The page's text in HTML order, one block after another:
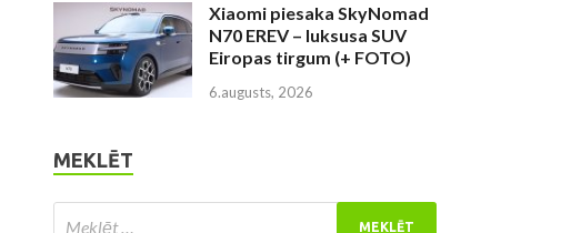
Xiaomi piesaka SkyNomad
N70 EREV – luksusa SUV
Eiropas tirgum (+ FOTO)
6.augusts, 2026
MEKLĒT